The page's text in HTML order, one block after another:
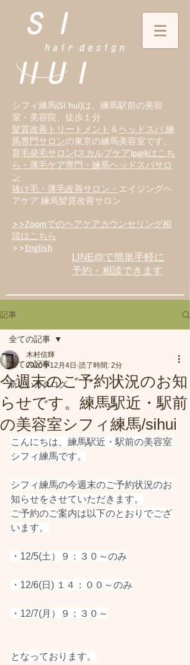
シフィ練馬(Si hui)は、 練馬駅前の美容
室・美容院、徒歩１分
髪質改善トリートメント ＆ヘッドスパ 練
馬専門サロンの東京の練馬美容室です。
育毛発毛サロン(スカルプケア)parkはこち
ら・薄毛ケア専門・練馬ヘッドスパサロ
ン
抜け毛・薄毛改善サロン・ エイジングヘ
アケア 練馬髪質改善サロン
>>Zoomでのヘアケアカウンセリング相
談はこちら
>>English
LINE@で簡単手軽に
予約・相談できます
記事
全ての記事
新しいカタログ
全ての記事
今週末のご予約状況のお知
らせです。練馬駅近・駅前
の美容室シフィ練馬/sihui
木村信輝
2020年12月4日 読了時間: 2分
こんにちは、練馬駅近・駅前の美容室
シフィ練馬です。
シフィ練馬の今週末のご予約状況のお
知らせをさせていただきます。
ご予約のご案内は以下のとおりでござ
います。
・12/5(土）９：３０～のみ
・12/6(日) １４：００～のみ
・12/7(月）９：３０～
となっております。